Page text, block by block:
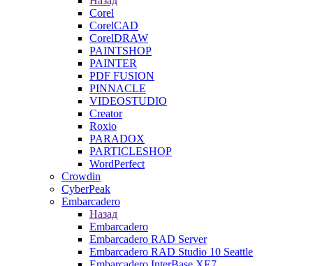
Corel
CorelCAD
CorelDRAW
PAINTSHOP
PAINTER
PDF FUSION
PINNACLE
VIDEOSTUDIO
Creator
Roxio
PARADOX
PARTICLESHOP
WordPerfect
Crowdin
CyberPeak
Embarcadero
Назад
Embarcadero
Embarcadero RAD Server
Embarcadero RAD Studio 10 Seattle